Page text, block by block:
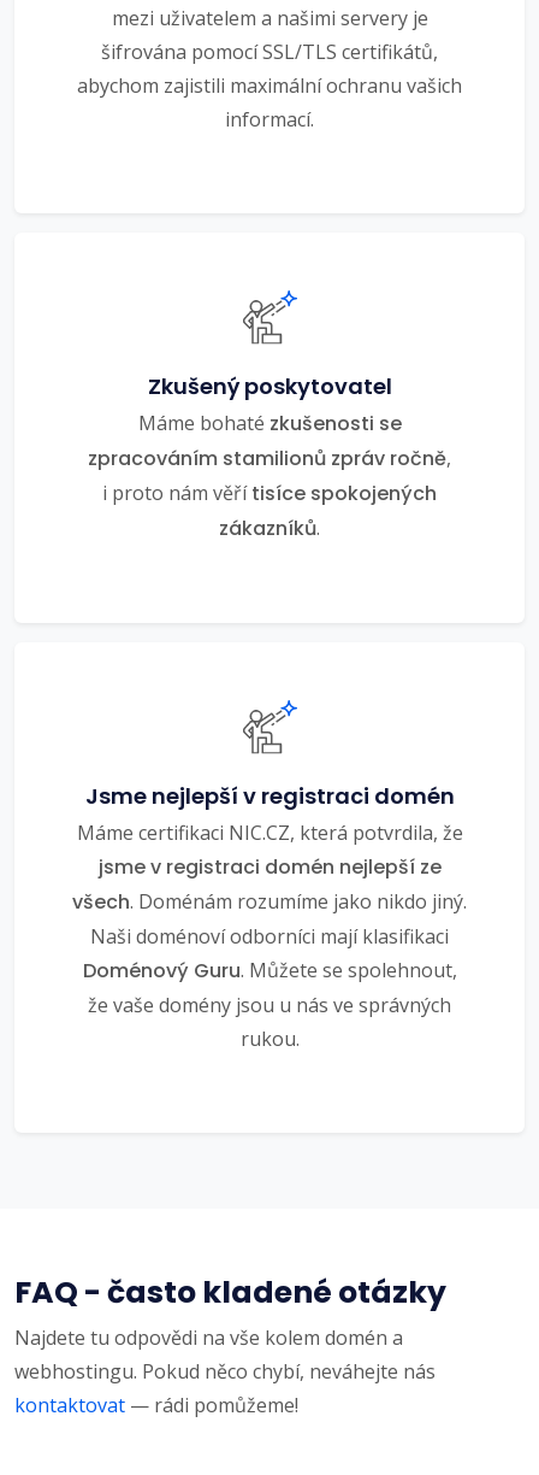
mezi uživatelem a našimi servery je
šifrována pomocí SSL/TLS certifikátů,
abychom zajistili maximální ochranu vašich
informací.
Zkušený poskytovatel
Máme bohaté zkušenosti se
zpracováním stamilionů zpráv ročně,
i proto nám věřítisíce spokojených
zákazníků.
Jsme nejlepší v registraci domén
Máme certifikaci NIC.CZ, která potvrdila, že
jsme v registraci domén nejlepší ze
všech. Doménám rozumíme jako nikdo jiný.
Naši doménoví odborníci mají klasifikaci
Doménový Guru. Můžete se spolehnout,
že vaše domény jsou u nás ve správných
rukou.
FAQ - často kladené otázky
Najdete tu odpovědi na vše kolem domén a
webhostingu. Pokud něco chybí, neváhejte nás
kontaktovat — rádi pomůžeme!